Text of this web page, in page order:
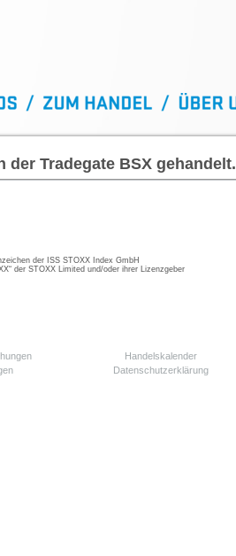
Tradegate BSX gehandelt.
der ISS STOXX Index GmbH
der STOXX Limited und/oder ihrer Lizenzgeber
Handelskalender
Datenschutzerklärung